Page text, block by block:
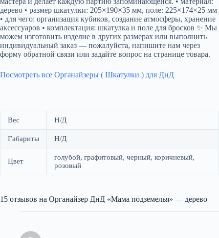
дерево • размер шкатулки: 205×190×35 мм, поле: 225×174×25 мм
• для чего: организация кубиков, создание атмосферы, хранение
аксессуаров • комплектация: шкатулка и поле для бросков ✨ Мы
можем изготовить изделие в других размерах или выполнить
индивидуальный заказ — пожалуйста, напишите нам через
форму обратной связи или задайте вопрос на странице товара.
Посмотреть все Органайзеры ( Шкатулки ) для ДнД
Вес Н/Д
Габариты Н/Д
Цвет
голубой, графитовый, черный, коричневый,
розовый
15 отзывов на Органайзер ДнД «Мама подземелья» — дерево